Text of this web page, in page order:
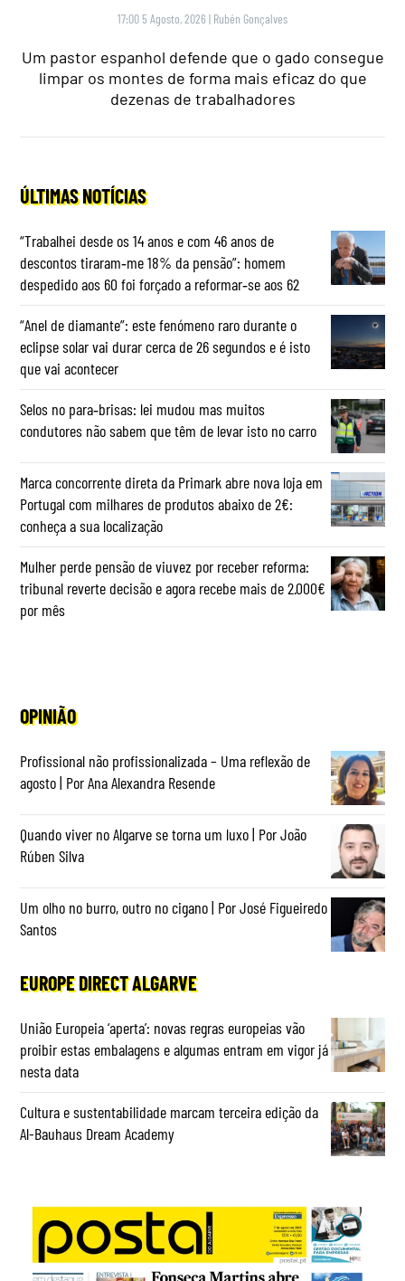
17:00 5 Agosto, 2026 | Rubén Gonçalves
Um pastor espanhol defende que o gado consegue
limpar os montes de forma mais eficaz do que
dezenas de trabalhadores
ÚLTIMAS NOTÍCIAS
“Trabalhei desde os 14 anos e com 46 anos de
descontos tiraram‑me 18% da pensão”: homem
despedido aos 60 foi forçado a reformar‑se aos 62
“Anel de diamante”: este fenómeno raro durante o
eclipse solar vai durar cerca de 26 segundos e é isto
que vai acontecer
Selos no para‑brisas: lei mudou mas muitos
condutores não sabem que têm de levar isto no carro
Marca concorrente direta da Primark abre nova loja em
Portugal com milhares de produtos abaixo de 2€:
conheça a sua localização
Mulher perde pensão de viuvez por receber reforma:
tribunal reverte decisão e agora recebe mais de 2.000€
por mês
OPINIÃO
Profissional não profissionalizada – Uma reflexão de
agosto | Por Ana Alexandra Resende
Quando viver no Algarve se torna um luxo | Por João
Rúben Silva
Um olho no burro, outro no cigano | Por José Figueiredo
Santos
EUROPE DIRECT ALGARVE
União Europeia ‘aperta’: novas regras europeias vão
proibir estas embalagens e algumas entram em vigor já
nesta data
Cultura e sustentabilidade marcam terceira edição da
Al-Bauhaus Dream Academy